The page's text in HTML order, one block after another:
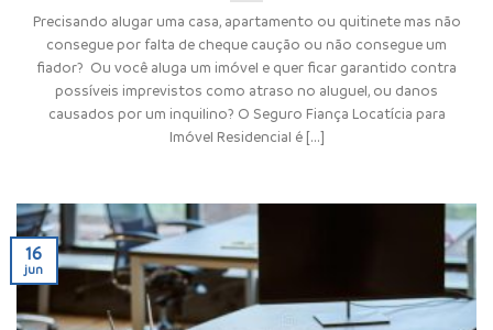
Precisando alugar uma casa, apartamento ou quitinete mas não
consegue por falta de cheque caução ou não consegue um
fiador? Ou você aluga um imóvel e quer ficar garantido contra
possíveis imprevistos como atraso no aluguel, ou danos
causados por um inquilino? O Seguro Fiança Locatícia para
Imóvel Residencial é [...]
16
jun